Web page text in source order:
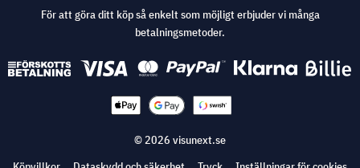
För att göra ditt köp så enkelt som möjligt erbjuder vi många
betalningsmetoder.
© 2026 visunext.se